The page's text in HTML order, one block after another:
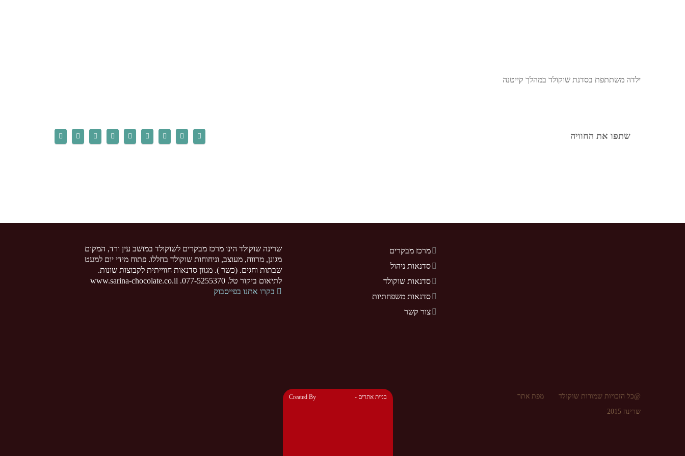
ילדה משתתפת בסדנת שוקולד במהלך קייטנה
מרכז מבקרים
סדנאות ניהול
סדנאות שוקולד
סדנאות משפחתיות
צור קשר
שרינה שוקולד הינו מרכז מבקרים לשוקולד במושב עין ורד, המקום
מגונן, מרווח, מעוצב, וניחוחות שוקולד בחללו. פתוח מידי יום למעט
שבתות וחגים. (כשר ). מגוון סדנאות חווייתית לקבוצות שונות.
לתיאום ביקור טל. 077-5255370. www.sarina-chocolate.co.il
בקרו אתנו בפייסבוק
@כל הזכויות שמורות שוקולד
שרינה 2015
מפת אתר Created By - בניית אתרים